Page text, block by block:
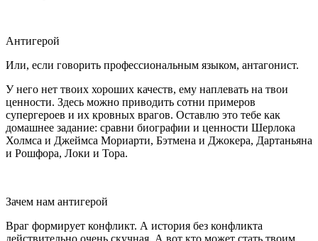
Антигерой
Или, если говорить профессиональным языком, антагонист.
У него нет твоих хороших качеств, ему наплевать на твои
ценности. Здесь можно приводить сотни примеров
супергероев и их кровных врагов. Оставлю это тебе как
домашнее задание: сравни биографии и ценности Шерлока
Холмса и Джеймса Мориарти, Бэтмена и Джокера, Дартаньяна
и Рошфора, Локи и Тора.
Зачем нам антигерой
Враг формирует конфликт. А история без конфликта